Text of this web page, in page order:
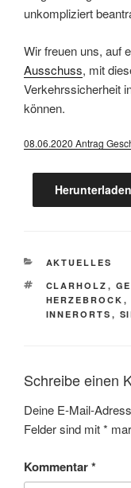
unkompliziert
Wir freuen uns, auf
Ausschuss, mit
Verkehrssicherheit
können.
08.06.2020 Antrag
Herunterladen
KATEGORIEN
AKTUELLES
CLARHOLZ ,
HERZEBROCK ,
INNERORTS ,
Schreibe einen
Deine E-Mail-
Felder sind mit*
Kommentar*